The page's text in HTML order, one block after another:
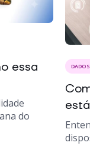
essa
do